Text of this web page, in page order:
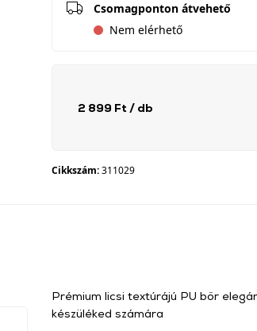
Csomagponton átvehető
Nem elérhető
2 899 Ft / db
Cikkszám:311029
Prémium licsi textúrájú PU bőr
készüléked számára